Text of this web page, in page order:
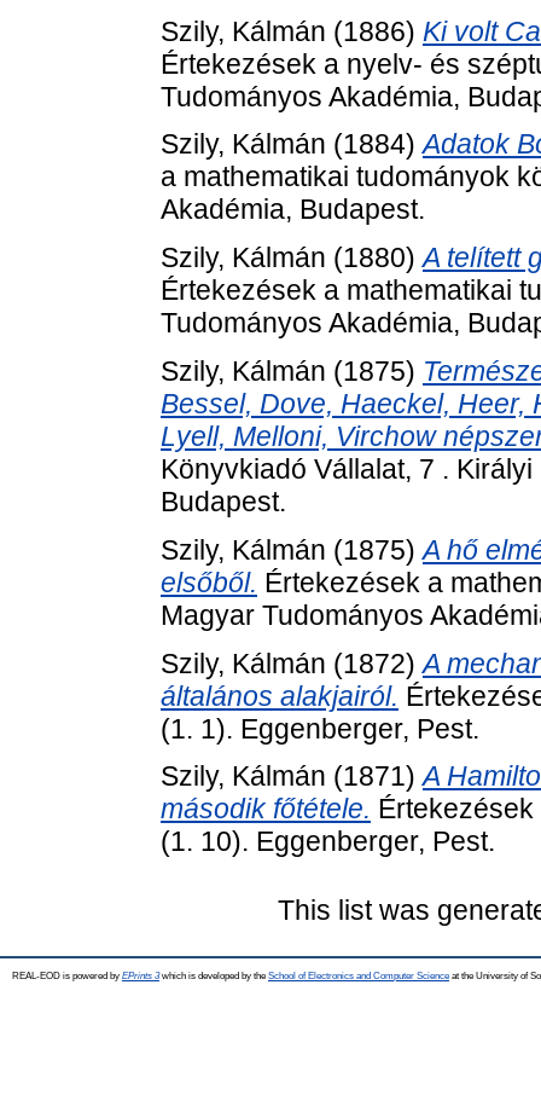
Szily, Kálmán (1886) Ki volt
Értekezések a nyelv- és
Tudományos Akadémia,
Szily, Kálmán (1884)Adatok
a mathematikai tudományok
Akadémia, Budapest.
Szily, Kálmán (1880)A telített
Értekezések a mathematikai
Tudományos Akadémia,
Szily, Kálmán (1875)
Bessel, Dove, Haeckel, Heer,
Lyell, Melloni, Virchow
Könyvkiadó Vállalat, 7 .
Budapest.
Szily, Kálmán (1875)A hő
elsőből. Értekezések a
Magyar Tudományos
Szily, Kálmán (1872)A
általános alakjairól.
(1. 1). Eggenberger, Pest.
Szily, Kálmán (1871)A
második főtétele.
(1. 10). Eggenberger, Pest.
This list was
REAL-EOD is powered by EPrints 3which is developed by the School of Electronics and Computer Science at the University of